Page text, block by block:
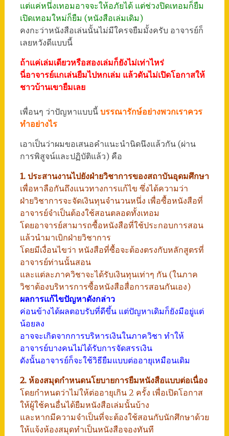
แต่แค่หนึ่งเทอมอาจจะให้อภัยได้ แต่ช่วงปิดเทอมก็ยืม
เปิดเทอมใหม่ก็ยืม (หนังสือเล่มเดิม)
คงกะว่าหนังสือเล่นนั้นไม่มีใครจยืมมั้งครับ อาจารย์ก็
เลยหวังดีแบบนี้
ถ้าแค่เล่มเดียวหรือสองเล่มก็ยังไม่เท่าไหร่
นี่อาจารย์แกเล่นยืมไปหกเล่ม แล้วดันไม่เปิดโอกาสให้
ชาวบ้านเขายืมเลย
เพื่อนๆ ว่าปัญหาแบบนี้ บรรณารักษ์อย่างพวกเราควร
ทำอย่างไร
เอาเป็นว่าผมขอเสนอคำแนะนำนิดนึงแล้วกัน (ผ่าน
การพิสูจน์และปฏิบัติแล้ว) คือ
1. ประสานงานไปยังฝ่ายวิชาการของสถาบันอุดมศึกษา
เพื่อหาลือกันถึงแนวทางการแก้ไข ซึ่งได้ความว่า
ฝ่ายวิชาการจะจัดเงินทุนจำนวนหนึ่ง เพื่อซื้อหนังสือที่
อาจารย์จำเป็นต้องใช้สอนตลอดทั้งเทอม
โดยอาจารย์สามารถซื้อหนังสือที่ใช้ประกอบการสอน
แล้วนำมาเบิกฝ่ายวิชาการ
โดยมีเงื่อนไขว่า หนังสือที่ซื้อจะต้องตรงกับหลักสูตรที่
อาจารย์ท่านนั้นสอน
และแต่ละภาควิชาจะได้รับเงินทุนเท่าๆ กัน (ในภาค
วิชาต้องบริหารการซื้อหนังสือสื่อการสอนกันเอง)
ผลการแก้ไขปัญหาดังกล่าว
ค่อนข้างได้ผลตอบรับที่ดีขึ้น แต่ปัญหาเดิมก็ยังมีอยู่แต่
น้อยลง
อาจจะเกิดจากการบริหารเงินในภาควิชา ทำให้
อาจารย์บางคนไม่ได้รับการจัดสรรเงิน
ดังนั้นอาจารย์ก็จะใช้วิธียืมแบบต่ออายุเหมือนเดิม
2. ห้องสมุดกำหนดนโยบายการยืมหนังสือแบบต่อเนื่อง
โดยกำหนดว่าไม่ให้ต่ออายุเกิน 2 ครั้ง เพื่อเปิดโอกาส
ให้ผู้ใช้คนอื่นได้ยืมหนังสือเล่มนั้นบ้าง
และหากมีความจำเป็นที่จะต้องใช้สอนกับนักศึกษาด้วย
ให้แจ้งห้องสมุดทำเป็นหนังสือจองทันที